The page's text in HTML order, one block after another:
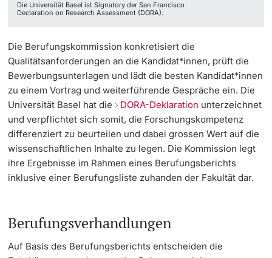
Die Universität Basel ist Signatory der San Francisco
Declaration on Research Assessment (DORA).
Die Berufungskommission konkretisiert die
Qualitätsanforderungen an die Kandidat*innen, prüft die
Bewerbungsunterlagen und lädt die besten Kandidat*innen
zu einem Vortrag und weiterführende Gespräche ein. Die
Universität Basel hat die DORA-Deklaration unterzeichnet
und verpflichtet sich somit, die Forschungskompetenz
differenziert zu beurteilen und dabei grossen Wert auf die
wissenschaftlichen Inhalte zu legen. Die Kommission legt
ihre Ergebnisse im Rahmen eines Berufungsberichts
inklusive einer Berufungsliste zuhanden der Fakultät dar.
Berufungsverhandlungen
Auf Basis des Berufungsberichts entscheiden die